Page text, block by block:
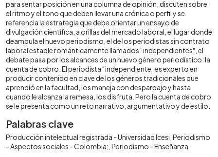
para sentar posición en una columna de opinión, discuten sobre
el ritmo y el tono que deben llevar una crónica o perfil y se
referencia la estrategia que debe orientar un ensayo de
divulgación científica; a orillas del mercado laboral, el lugar donde
deambula el nuevo periodismo, el de los periodistas sin contrato
laboral estable románticamente llamados “independientesˮ, el
debate pasa por los alcances de un nuevo género periodístico: la
cuenta de cobro. El periodista “independienteˮ es experto en
producir contenido en clave de los géneros tradicionales que
aprendió en la facultad, los maneja con desparpajo y hasta
cuando le alcanza la remesa, los disfruta. Pero la cuenta de cobro
se le presenta como un reto narrativo, argumentativo y de estilo.
Palabras clave
Producción intelectual registrada - Universidad Icesi Periodismo
- Aspectos sociales - Colombia; Periodismo - Enseñanza